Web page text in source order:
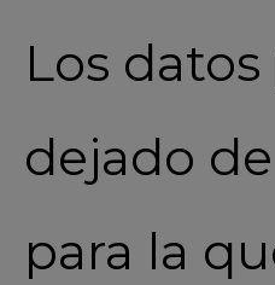
Los
dejado
para la